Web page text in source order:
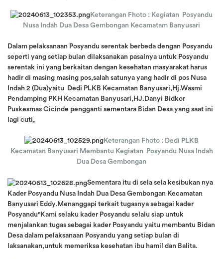
Keterangan Fhoto : Kegiatan Posyandu
Nusa Indah Dua Desa Gembongan Kecamatam Banyusari
Dalam pelaksanaan Posyandu serentak berbeda dengan Posyandu
seperti yang setiap bulan dilaksanakan pasalnya untuk Posyandu
serentak ini yang berkaitan dengan kesehatan masyarakat harus
hadir di masing masing pos,salah satunya yang hadir di pos Nusa
Indah 2 (Dua)yaitu Dedi PLKB Kecamatan Banyusari,Hj.Wasmi
Pendamping PKH Kecamatan Banyusari,HJ.Danyi Bidkor
Puskesmas Cicinde pengganti sementara Bidan Desa yang saat ini
lagi cuti,
Keterangan Fhoto : Dedi PLKB
Kecamatan Banyusari Membantu Kegiatan Posyandu Nusa Indah
Dua Desa Gembongan
Sementara itu di sela sela kesibukan nya
Kader Posyandu Nusa Indah Dua Desa Gembongan Kecamatan
Banyusari Eddy.Menanggapi terkait tugasnya sebagai kader
Posyandu"Kami selaku kader Posyandu selalu siap untuk
menjalankan tugas sebagai kader Posyandu yaitu membantu Bidan
Desa dalam pelaksanaan Posyandu yang setiap bulan di
laksanakan,untuk memeriksa kesehatan ibu hamil dan Balita.